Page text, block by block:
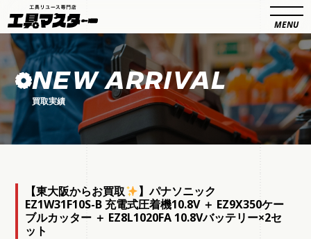
NEW ARRIVAL
買取実績
【東大阪からお買取
】パナソニック
EZ1W31F10S-B 充電式圧着機10.8V ＋ EZ9X350ケー
ブルカッター ＋ EZ8L1020FA 10.8Vバッテリー×2セ
ット